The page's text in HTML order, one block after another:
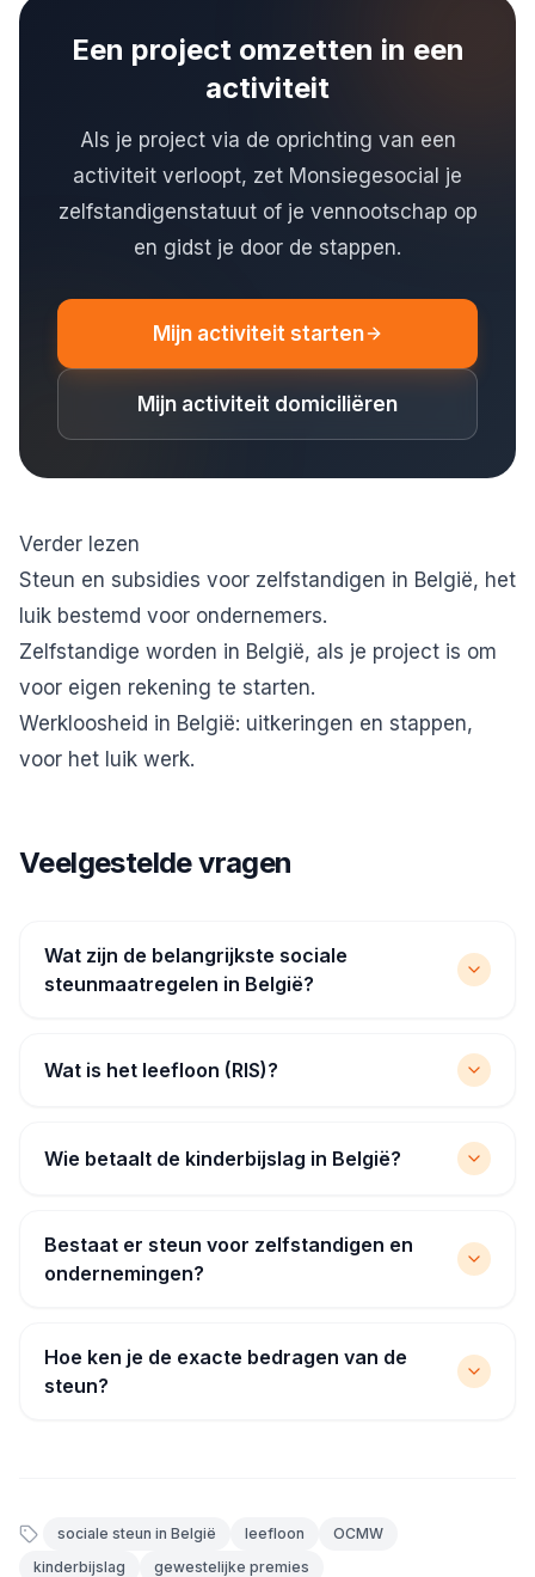
Een project omzetten in een
activiteit
Als je project via de oprichting van een
activiteit verloopt, zet Monsiegesocial je
zelfstandigenstatuut of je vennootschap op
en gidst je door de stappen.
Mijn activiteit starten
Mijn activiteit domiciliëren
Verder lezen
Steun en subsidies voor zelfstandigen in België, het
luik bestemd voor ondernemers.
Zelfstandige worden in België, als je project is om
voor eigen rekening te starten.
Werkloosheid in België: uitkeringen en stappen,
voor het luik werk.
Veelgestelde vragen
Wat zijn de belangrijkste sociale
steunmaatregelen in België?
Wat is het leefloon (RIS)?
Wie betaalt de kinderbijslag in België?
Bestaat er steun voor zelfstandigen en
ondernemingen?
Hoe ken je de exacte bedragen van de
steun?
sociale steun in België leefloon
OCMW
kinderbijslag
gewestelijke premies